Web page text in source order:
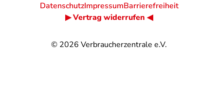
© 2026 Verbraucherzentrale e.V.
DatenschutzImpressumBarrierefreiheit
▶ Vertrag widerrufen ◀